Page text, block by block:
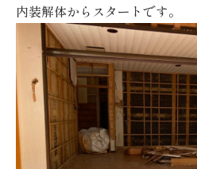
内装解体からスタートです。